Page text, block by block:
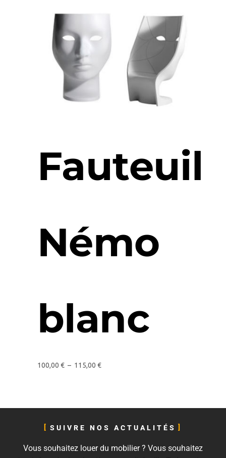
Fauteuil
Némo
blanc
100,00 € – 115,00 €
SUIVRE NOS ACTUALITÉS
Vous souhaitez louer du mobilier ? Vous souhaitez